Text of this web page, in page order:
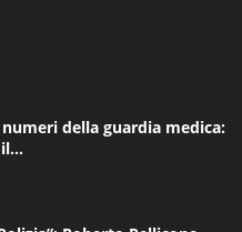
della guardia medica: